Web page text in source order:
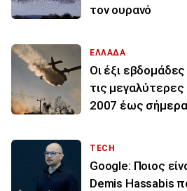
τον ουρανό
ΕΛΛΑΔΑ
Οι έξι
τις
2007 έως σήμερα
TECH
Google: Ποιος
Demis Hassabis